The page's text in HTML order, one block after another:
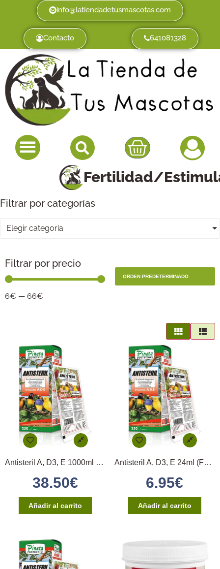
info@latiendadetusmascotas.com
Contacto 641081328
Fertilidad/
Filtrar por categorías
Elegir categoría
Filtrar por precio
6€ — 66€
Antisteril A, D3, E 1000ml (Fertilidad – Canto)
38.50€
Añadir al carrito
Antisteril A, D3, E 24ml (Fertilidad – Canto)
6.95€
Añadir al carrito